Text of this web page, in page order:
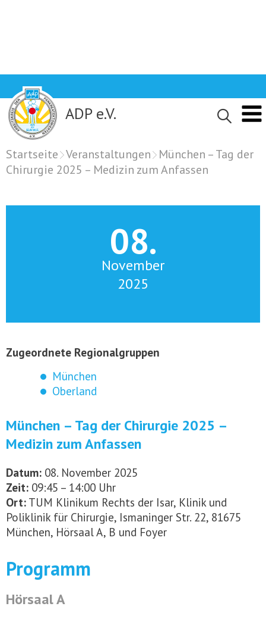
to
content
ADP e.V.
Startseite Veranstaltungen
München – Tag der
Chirurgie 2025 – Medizin zum Anfassen
08.
November
2025
Zugeordnete Regionalgruppen
München
Oberland
München – Tag der Chirurgie 2025 –
Medizin zum Anfassen
Datum: 08. November 2025
Zeit: 09:45 – 14:00 Uhr
Ort: TUM Klinikum Rechts der Isar, Klinik und
Poliklinik für Chirurgie, Ismaninger Str. 22, 81675
München, Hörsaal A, B und Foyer
Programm
Hörsaal A